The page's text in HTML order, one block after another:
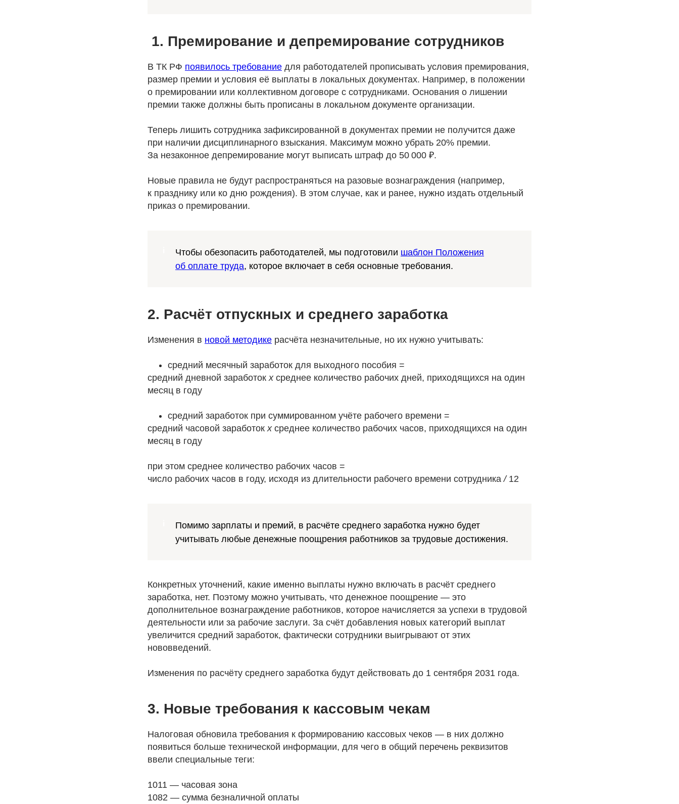
Премирование и депремирование сотрудников
В ТК РФ появилось требование для работодателей прописывать условия премирования,
размер премии и условия её выплаты в локальных документах. Например, в положении
о премировании или коллективном договоре с сотрудниками. Основания о лишении
премии также должны быть прописаны в локальном документе организации.
Теперь лишить сотрудника зафиксированной в документах премии не получится даже
при наличии дисциплинарного взыскания. Максимум можно убрать 20% премии.
За незаконное депремирование могут выписать штраф до 50 000 ₽.
Новые правила не будут распространяться на разовые вознаграждения (например,
к празднику или ко дню рождения). В этом случае, как и ранее, нужно издать отдельный
приказ о премировании.
Чтобы обезопасить работодателей, мы подготовили шаблон Положения
об оплате труда, которое включает в себя основные требования.
2. Расчёт отпускных и среднего заработка
Изменения в новой методике расчёта незначительные, но их нужно учитывать:
средний месячный заработок для выходного пособия =
средний дневной заработок хсреднее количество рабочих дней, приходящихся на один
месяц в году
средний заработок при суммированном учёте рабочего времени =
средний часовой заработок хсреднее количество рабочих часов, приходящихся на один
месяц в году
при этом среднее количество рабочих часов =
число рабочих часов в году, исходя из длительности рабочего времени сотрудника/12
Помимо зарплаты и премий, в расчёте среднего заработка нужно будет
учитывать любые денежные поощрения работников за трудовые достижения.
Конкретных уточнений, какие именно выплаты нужно включать в расчёт среднего
заработка, нет. Поэтому можно учитывать, что денежное поощрение — это
дополнительное вознаграждение работников, которое начисляется за успехи в трудовой
деятельности или за рабочие заслуги. За счёт добавления новых категорий выплат
увеличится средний заработок, фактически сотрудники выигрывают от этих
нововведений.
Изменения по расчёту среднего заработка будут действовать до 1 сентября 2031 года.
3. Новые требования к кассовым чекам
Налоговая обновила требования к формированию кассовых чеков — в них должно
появиться больше технической информации, для чего в общий перечень реквизитов
ввели специальные теги:
1011 — часовая зона
1082 — сумма безналичной оплаты